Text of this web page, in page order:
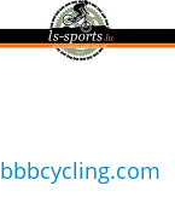
bbbcycling.com